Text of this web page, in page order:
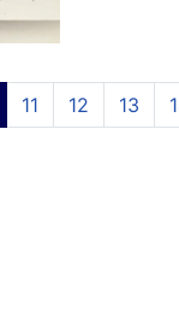
Page 10 sur 18
11 12 13